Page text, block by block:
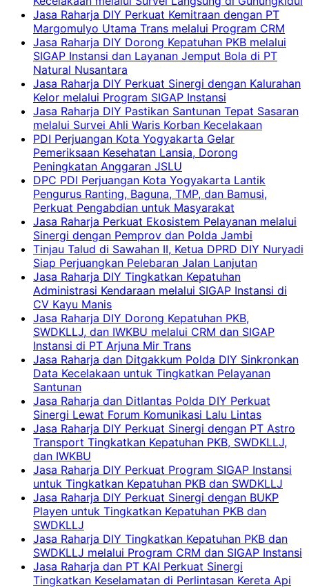
Jasa Raharja DIY Perkuat Kemitraan dengan PT
Margomulyo Utama Trans melalui Program CRM
Jasa Raharja DIY Dorong Kepatuhan PKB melalui
SIGAP Instansi dan Layanan Jemput Bola di PT
Natural Nusantara
Jasa Raharja DIY Perkuat Sinergi dengan Kalurahan
Kelor melalui Program SIGAP Instansi
Jasa Raharja DIY Pastikan Santunan Tepat Sasaran
melalui Survei Ahli Waris Korban Kecelakaan
PDI Perjuangan Kota Yogyakarta Gelar
Pemeriksaan Kesehatan Lansia, Dorong
Peningkatan Anggaran JSLU
DPC PDI Perjuangan Kota Yogyakarta Lantik
Pengurus Ranting, Baguna, TMP, dan Bamusi,
Perkuat Pengabdian untuk Masyarakat
Jasa Raharja Perkuat Ekosistem Pelayanan melalui
Sinergi dengan Pemprov dan Polda Jambi
Tinjau Talud di Sawahan II, Ketua DPRD DIY Nuryadi
Siap Perjuangkan Pelebaran Jalan Lanjutan
Jasa Raharja DIY Tingkatkan Kepatuhan
Administrasi Kendaraan melalui SIGAP Instansi di
CV Kayu Manis
Jasa Raharja DIY Dorong Kepatuhan PKB,
SWDKLLJ, dan IWKBU melalui CRM dan SIGAP
Instansi di PT Arjuna Mir Trans
Jasa Raharja dan Ditgakkum Polda DIY Sinkronkan
Data Kecelakaan untuk Tingkatkan Pelayanan
Santunan
Jasa Raharja dan Ditlantas Polda DIY Perkuat
Sinergi Lewat Forum Komunikasi Lalu Lintas
Jasa Raharja DIY Perkuat Sinergi dengan PT Astro
Transport Tingkatkan Kepatuhan PKB, SWDKLLJ,
dan IWKBU
Jasa Raharja DIY Perkuat Program SIGAP Instansi
untuk Tingkatkan Kepatuhan PKB dan SWDKLLJ
Jasa Raharja DIY Perkuat Sinergi dengan BUKP
Playen untuk Tingkatkan Kepatuhan PKB dan
SWDKLLJ
Jasa Raharja DIY Tingkatkan Kepatuhan PKB dan
SWDKLLJ melalui Program CRM dan SIGAP Instansi
Jasa Raharja dan PT KAI Perkuat Sinergi
Tingkatkan Keselamatan di Perlintasan Kereta Api